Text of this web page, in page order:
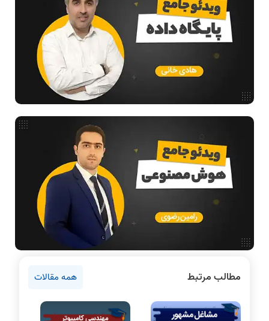
ساختمان داده
طراحی الگوریتم
هوش مصنوعی
فیلم حل سوال و تست
مقالات عمومی رشته کامپیوتر
آمادگی برای کنکور
دانشگاه ها
اخبار آزمون ها
دروس مهندسی کامپیوتر
پایتون
مطالب مرتبط همه مقالات